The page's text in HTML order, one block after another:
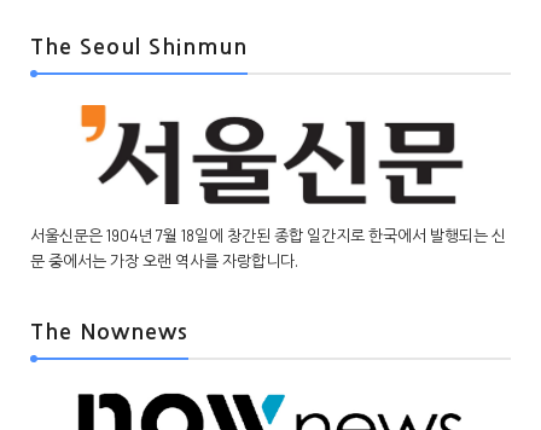
The Seoul Shinmun
서울신문은 1904년 7월 18일에 창간된 종합 일간지로 한국에서 발행되는 신
문 중에서는 가장 오랜 역사를 자랑합니다.
The Nownews